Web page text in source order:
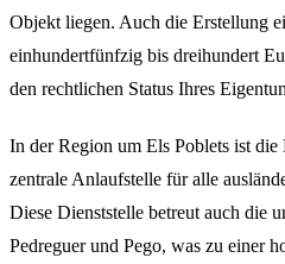
Objekt liegen. Auch die Erstellung
einhundertfünfzig bis dreihundert
den rechtlichen Status Ihres
In der Region um Els Poblets ist
zentrale Anlaufstelle für alle
Diese Dienststelle betreut auch die
Pedreguer und Pego, was zu einer